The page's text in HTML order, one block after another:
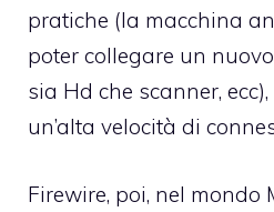
pratiche (la macchina
poter collegare un
sia Hd che scanner,
un’alta velocità di
Firewire, poi, nel mondo